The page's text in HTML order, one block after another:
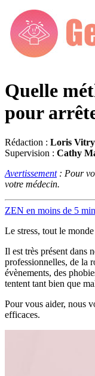
Quelle
pour
Rédaction : Loris Vitry
Supervision : Cathy
Avertissement: Pour
votre médecin.
ZEN en moins de 5
Le stress, tout le
Il est très présent dans
professionnelles, de la
évènements, des
tentent tant bien que
Pour vous aider, nous
efficaces.